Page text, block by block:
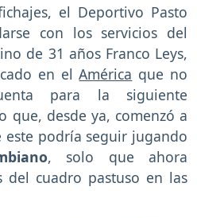
el Deportivo Pasto
con los servicios del
de 31 años Franco Leys,
en elAmérica que no
para la siguiente
que, desde ya, comenzó a
podría seguir jugando
, solo que ahora
del cuadro pastuso en las